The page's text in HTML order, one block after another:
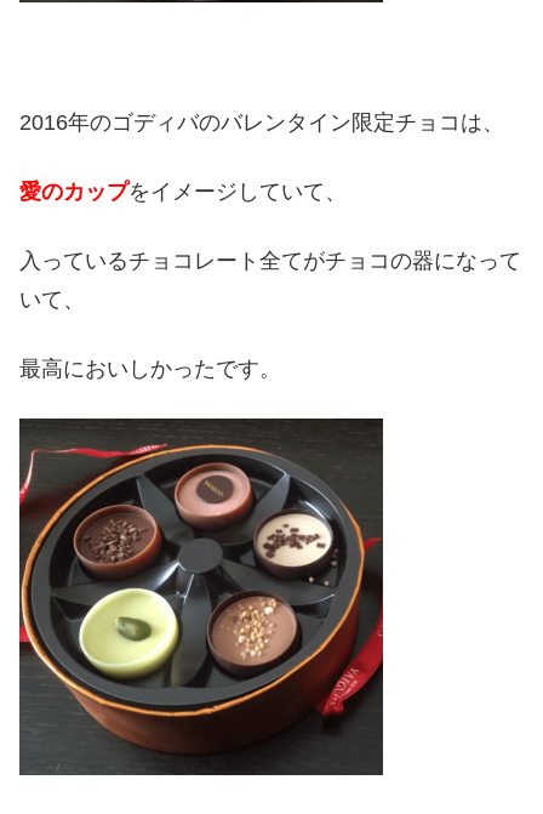
2016年のゴディバのバレンタイン限定チョコは、
愛のカップをイメージしていて、
入っているチョコレート全てがチョコの器になって
いて、
最高においしかったです。